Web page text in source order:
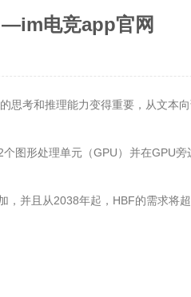
—im电竞app官网
思考和推理能力变得重要，从文本
图形处理单元（GPU）并在GPU
并且从2038年起，HBF的需求将超